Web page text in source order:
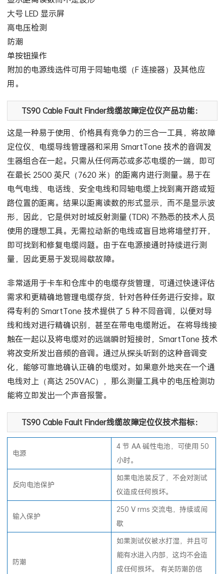
大号 LED 显示屏
高电压检测
防潮
单按钮操作
附加的电源线选件可用于同轴电缆（F 连接器）及其他应
用。
TS90 Cable Fault Finder线缆故障定位仪产品功能：
这是一种易于使用、价格具有竞争力的三合一工具，将故障
定位仪、电缆导线管理器和采用 SmartTone 技术的音调发
生器组合在一起。只需从任何两芯或多芯电缆的一端，即可
在最长 2500 英尺（7620 米）的距离内进行测量。易于在
电气电线、电话线、安全电线和同轴电缆上找到离开路或短
路位置的距离。结果以距离读数的形式显示，而不是显示波
形，因此，它是供对时域反射测量 (TDR) 不熟悉的技术人员
使用的理想工具。无需拉动新的电线或盲目地将墙壁打开，
即可找到和修复电缆问题。由于在电源接通时持续进行测
量，因此更易于发现间歇故障。
非常适用于卡车和仓库中的电缆存货管理，可通过快速评估
需求和更精确地管理电缆存货，针对各种任务进行安排。取
得专利的 SmartTone 技术提供了 5 种不同音调，以便对导
线和线对进行精确识别，甚至在带电电缆附近。 在将导线接
触在一起以及将电缆对的远端瞬时短接时，SmartTone 技术
将改变所发出音频的音调。通过从探头听到的这种音调变
化，能够可靠地确认正确的电缆对。如果意外地夹在一个通
电线对上（高达 250VAC），那么测量工具中的电压检测功
能将立即发出一个声音报警。
TS90 Cable Fault Finder线缆故障定位仪技术指标：
电源
4 节 AA 碱性电池，可使用 50
小时。
反向电池保护
如果电池装反了，不会对测试
仪造成任何损坏。
输入保护
250 V rms 交流电，持续或间
歇
防潮
如果测试仪被水打湿，并且可
能有水进入内部，这均不会造
成任何损坏。 有关防潮的信